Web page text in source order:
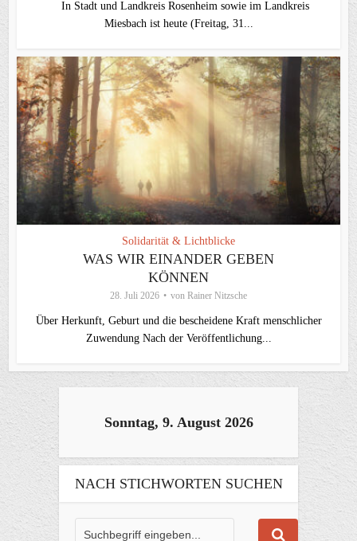
In Stadt und Landkreis Rosenheim sowie im Landkreis
Miesbach ist heute (Freitag, 31...
Solidarität & Lichtblicke
WAS WIR EINANDER GEBEN
KÖNNEN
28. Juli 2026 von Rainer Nitzsche
Über Herkunft, Geburt und die bescheidene Kraft menschlicher
Zuwendung Nach der Veröffentlichung...
Sonntag, 9. August 2026
NACH STICHWORTEN SUCHEN